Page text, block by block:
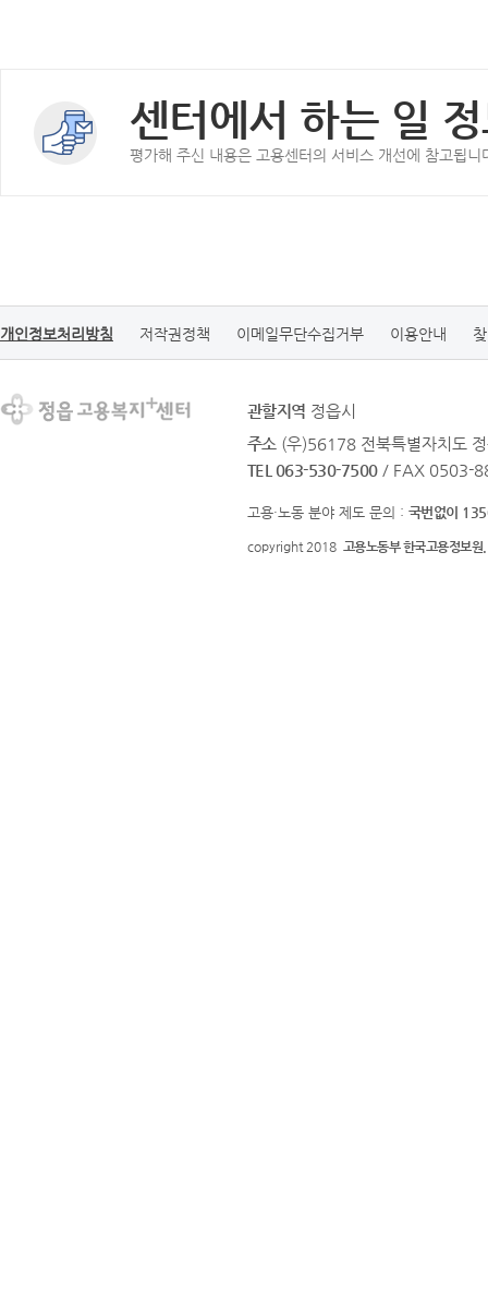
센터에서 하는 일
평가해 주신 내용은 고용센터의 서비스 개선에 참고됩니
개인정보처리방침 저작권정책 이메일무단수집거부 이용안내
관할지역 정읍시
주소 (우)56178 전북특별자치도
TEL 063-530-7500 / FAX 0503-
고용·노동 분야 제도 문의 : 국번없이
copyright 2018 고용노동부 한국고용정보원.